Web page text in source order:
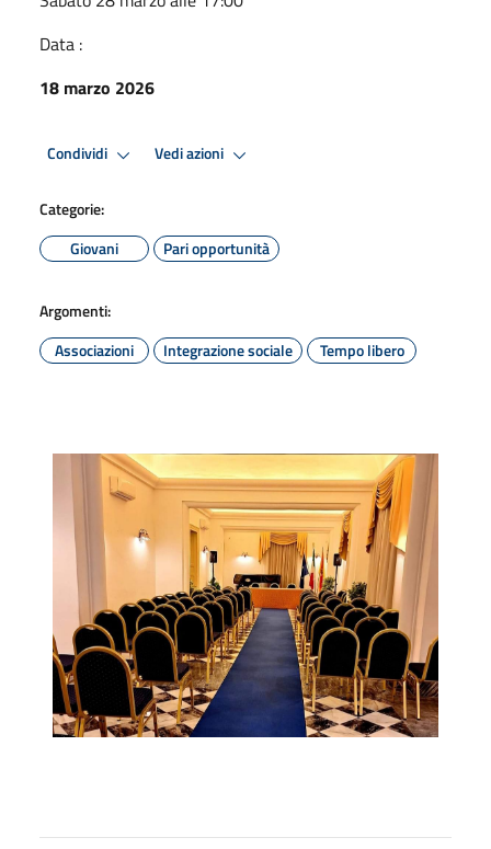
Data :
18 marzo 2026
Condividi Vedi azioni
Categorie:
Giovani
Pari opportunità
Argomenti:
Associazioni
Integrazione sociale Tempo libero